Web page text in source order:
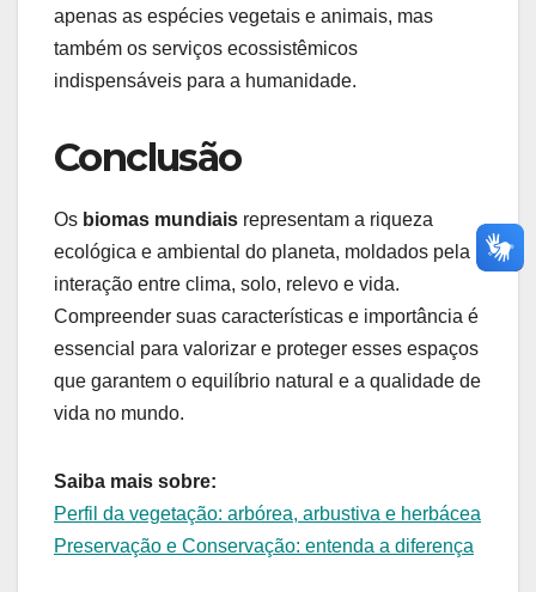
apenas as espécies vegetais e animais, mas
também os serviços ecossistêmicos
indispensáveis para a humanidade.
Conclusão
Os biomas mundiais representam a riqueza
ecológica e ambiental do planeta, moldados pela
interação entre clima, solo, relevo e vida.
Compreender suas características e importância é
essencial para valorizar e proteger esses espaços
que garantem o equilíbrio natural e a qualidade de
vida no mundo.
Saiba mais sobre:
Perfil da vegetação: arbórea, arbustiva e herbácea
Preservação e Conservação: entenda a diferença